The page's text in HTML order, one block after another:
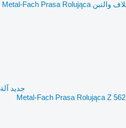
جديد آلة
جمع وكبس ولف الأعلاف والتبن Metal-Fach Prasa Rolująca Z 562